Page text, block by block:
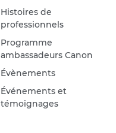
Histoires de
professionnels
Programme
ambassadeurs Canon
Évènements
Événements et
témoignages